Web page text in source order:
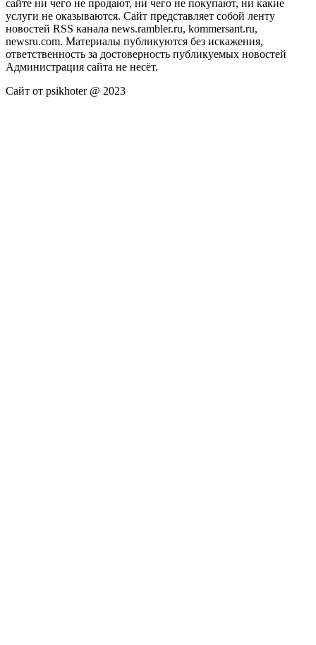
сайте ни чего не продают, ни чего не покупают, ни какие
услуги не оказываются. Сайт представляет собой ленту
новостей RSS канала news.rambler.ru, kommersant.ru,
newsru.com. Материалы публикуются без искажения,
ответственность за достоверность публикуемых новостей
Администрация сайта не несёт.
Сайт от psikhoter @ 2023